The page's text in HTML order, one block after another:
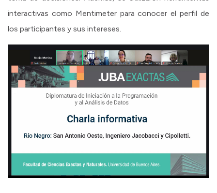
interactivas como Mentimeter para conocer el perfil de
los participantes y sus intereses.